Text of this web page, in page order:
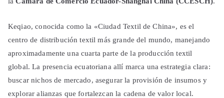
Keqiao, conocida como la «Ciudad Textil de China», es el
centro de distribución textil más grande del mundo, manejando
aproximadamente una cuarta parte de la producción textil
global. La presencia ecuatoriana allí marca una estrategia clara:
buscar nichos de mercado, asegurar la provisión de insumos y
explorar alianzas que fortalezcan la cadena de valor local.